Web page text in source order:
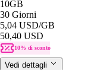
10GB
30 Giorni
5,04 USD/GB
50,40 USD
10% di sconto
Vedi dettagli